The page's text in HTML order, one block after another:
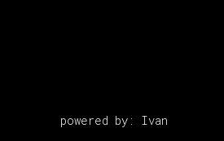
powered by: Ivan